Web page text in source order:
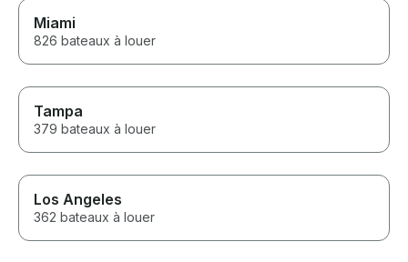
Miami
826 bateaux à louer
Tampa
379 bateaux à louer
Los Angeles
362 bateaux à louer